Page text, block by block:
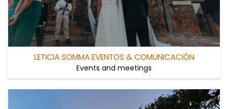
LETICIA SOMMA EVENTOS & COMUNICACIÓN
Events and meetings